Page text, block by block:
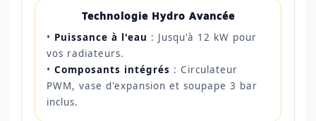
Technologie Hydro Avancée
• Puissance à l'eau : Jusqu'à 12 kW pour
vos radiateurs.
• Composants intégrés : Circulateur
PWM, vase d'expansion et soupape 3 bar
inclus.